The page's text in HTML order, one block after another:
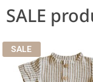
SALE
SALE